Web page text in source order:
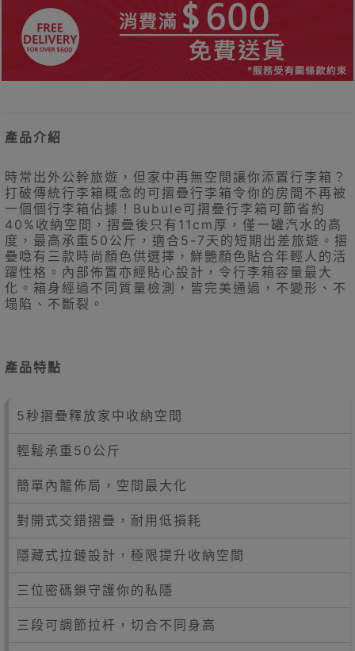
產品介紹
時常出外公幹旅遊，但家中再無空間讓你添置行李箱？
打破傳統行李箱概念的可摺疊行李箱令你的房間不再被
一個個行李箱佔據！Bubule可摺疊行李箱可節省約
40%收納空間，摺疊後只有11cm厚，僅一罐汽水的高
度，最高承重50公斤，適合5-7天的短期出差旅遊。摺
疊喼有三款時尚顏色供選擇，鮮艷顏色貼合年輕人的活
躍性格。內部佈置亦經貼心設計，令行李箱容量最大
化。箱身經過不同質量檢測，皆完美通過，不變形、不
塌陷、不斷裂。
產品特點
5秒摺疊釋放家中收納空間
輕鬆承重50公斤
簡單內籠佈局，空間最大化
對開式交錯摺疊，耐用低損耗
隱藏式拉鏈設計，極限提升收納空間
三位密碼鎖守護你的私隱
三段可調節拉杆，切合不同身高